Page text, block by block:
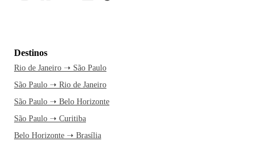
Destinos
Rio de Janeiro ➝ São Paulo
São Paulo ➝ Rio de Janeiro
São Paulo ➝ Belo Horizonte
São Paulo ➝ Curitiba
Belo Horizonte ➝ Brasília